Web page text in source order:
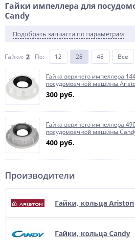
Гайки импеллера для
Candy
Подобрать запчасти по параметрам
Гайки: 2 По: 12 28 48 Все
Гайка верхнего импеллера
посудомоечной машины
300 руб.
Гайка верхнего импеллера
посудомоечной машины
400 руб.
Производители
Гайки, кольца Ariston
Гайки, кольца Candy